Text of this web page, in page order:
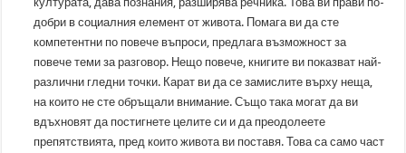
добри в социалния елемент от живота. Помага ви да сте
компетентни по повече въпроси, предлага възможност за
повече теми за разговор. Нещо повече, книгите ви показват най-
различни гледни точки. Карат ви да се замислите върху неща,
на които не сте обръщали внимание. Също така могат да ви
вдъхновят да постигнете целите си и да преодолеете
препятствията, пред които живота ви поставя. Това са само част